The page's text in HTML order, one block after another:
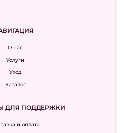
О нас
Услуги
Уход
Каталог
ДЛЯ ПОДДЕРЖКИ
и оплата